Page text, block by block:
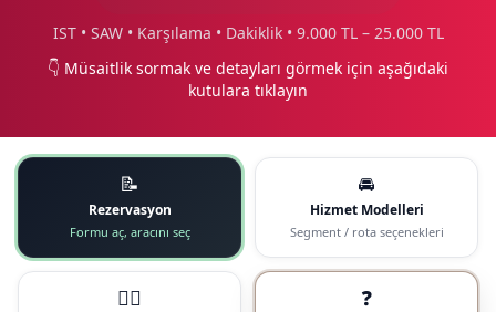
IST • SAW • Karşılama • Dakiklik • 9.000 TL – 25.000 TL
👇 Müsaitlik sormak ve detayları görmek için aşağıdaki
kutulara tıklayın
📝
Rezervasyon
Formu aç, aracını seç
🚘
Hizmet Modelleri
Segment / rota seçenekleri
🧑‍✈️ ❓